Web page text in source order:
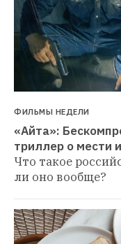
ФИЛЬМЫ НЕДЕЛИ
«Айта»:
триллер о мести
Что такое
ли оно вообще?